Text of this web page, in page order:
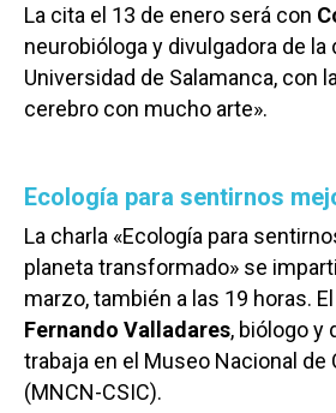
La cita el 13 de enero será con
neurobióloga y divulgadora de la
Universidad de Salamanca, con
cerebro con mucho arte».
Ecología para sentirnos
La charla «Ecología para
planeta transformado» se
marzo, también a las 19 horas.
Fernando Valladares, biólogo y
trabaja en el Museo Nacional de
(MNCN-CSIC).